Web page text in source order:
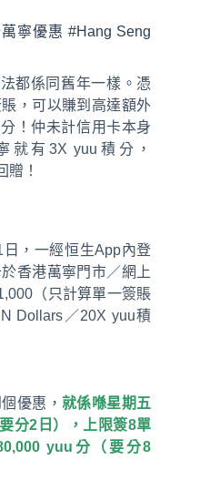
寧優惠 #Hang Seng
都係同舊年一樣。憑
，可以賺到高達額外
！仲未計信用卡本身
就有3X yuu積分，
贈！
，一經恒生App內登
香港萬寧門市／網上
（只計算單一簽賬
Dollars／20X yuu積
優惠，就係喺星期五
分2日），上限簽8單
yuu分（要分8